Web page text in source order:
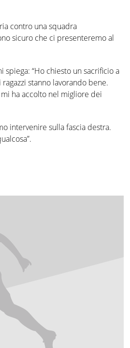
contro una squadra
sicuro che ci presenteremo al
spiega: “Ho chiesto un sacrificio a
stanno lavorando bene.
ha accolto nel migliore dei
intervenire sulla fascia destra.